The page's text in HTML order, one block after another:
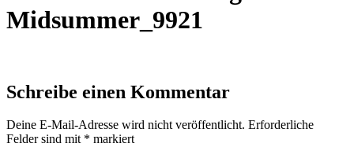
Midsummer_9921
Schreibe einen Kommentar
Deine E-Mail-Adresse wird nicht veröffentlicht. Erforderliche
Felder sind mit * markiert